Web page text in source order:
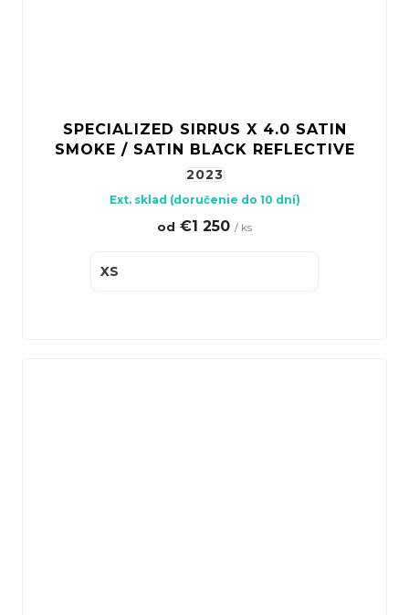
SPECIALIZED SIRRUS X 4.0 SATIN
SMOKE / SATIN BLACK REFLECTIVE
2023
Ext. sklad (doručenie do 10 dní)
od €1 250 / ks
XS